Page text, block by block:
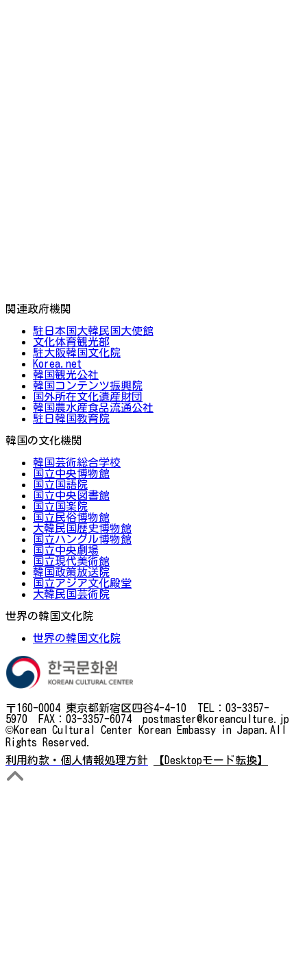
関連政府機関
駐日本国大韓民国大使館
文化体育観光部
駐大阪韓国文化院
Korea.net
韓国観光公社
韓国コンテンツ振興院
国外所在文化遺産財団
韓国農水産食品流通公社
駐日韓国教育院
韓国の文化機関
韓国芸術総合学校
国立中央博物館
国立国語院
国立中央図書館
国立国楽院
国立民俗博物館
大韓民国歴史博物館
国立ハングル博物館
国立中央劇場
国立現代美術館
韓国政策放送院
国立アジア文化殿堂
大韓民国芸術院
世界の韓国文化院
世界の韓国文化院
〒160-0004 東京都新宿区四谷4-4-10 TEL：03-3357-
5970 FAX：03-3357-6074 postmaster@koreanculture.jp
©Korean Cultural Center Korean Embassy in Japan.All
Rights Reserved.
利用約款・個人情報処理方針
【Desktopモード転換】